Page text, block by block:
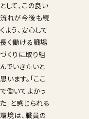
として、この良い
流れが今後も続
くよう、安心して
長く働ける職場
づくりに取り組
んでいきたいと
思います。「ここ
で働いてよかっ
た」と感じられる
環境は、職員の